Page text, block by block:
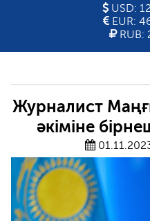
USD:
EUR:
RUB:
Журналист
әкіміне